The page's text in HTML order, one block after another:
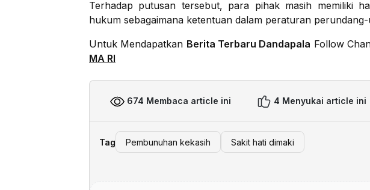
Terhadap putusan tersebut, para pihak masih memiliki
hukum sebagaimana ketentuan dalam peraturan
Untuk Mendapatkan Berita Terbaru Dandapala Follow
MA RI
674 Membaca article ini 4 Menyukai article ini
Tag Pembunuhan kekasih Sakit hati dimaki